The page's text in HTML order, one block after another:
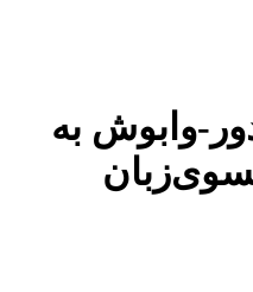
وابوش به